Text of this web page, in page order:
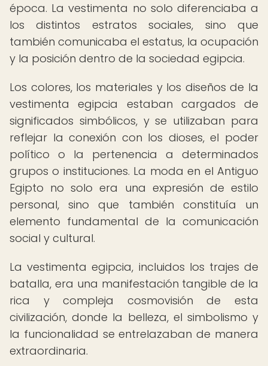
época. La vestimenta no solo diferenciaba a
los distintos estratos sociales, sino que
también comunicaba el estatus, la ocupación
y la posición dentro de la sociedad egipcia.
Los colores, los materiales y los diseños de la
vestimenta egipcia estaban cargados de
significados simbólicos, y se utilizaban para
reflejar la conexión con los dioses, el poder
político o la pertenencia a determinados
grupos o instituciones. La moda en el Antiguo
Egipto no solo era una expresión de estilo
personal, sino que también constituía un
elemento fundamental de la comunicación
social y cultural.
La vestimenta egipcia, incluidos los trajes de
batalla, era una manifestación tangible de la
rica y compleja cosmovisión de esta
civilización, donde la belleza, el simbolismo y
la funcionalidad se entrelazaban de manera
extraordinaria.